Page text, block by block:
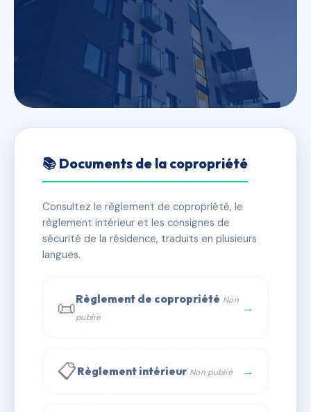
CHALETS D'ALPAGE -
MS27831
📍 780 rte des gens 74310 LES HOUCHES
✓ Immatriculée 🏠 25 lots 🏗 1 bâtiment(s)
📞 Contacter Syndic Digital 💬 WhatsApp
✉ Email
📚 Documents de la copropriété
Consultez le règlement de copropriété, le
règlement intérieur et les consignes de
sécurité de la résidence, traduits en plusieurs
langues.
📜Règlement de copropriété Non
publié
→
📋Règlement intérieur Non publié →